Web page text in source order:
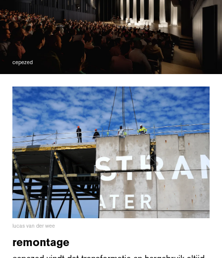
cepezed
lucas van der wee
remontage